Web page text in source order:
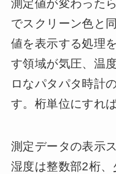
測定値が変わった
でスクリーン色と
値を表示する処理
す領域が気圧、温
ロなパタパタ時計
す。桁単位にすれ
測定データの表示
湿度は整数部2桁、